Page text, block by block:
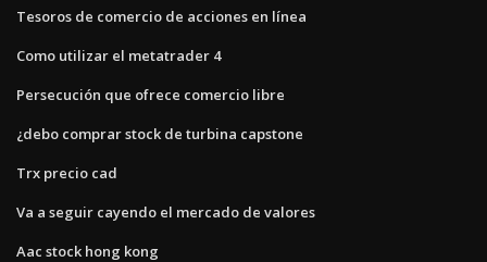
Tesoros de comercio de acciones en línea
Como utilizar el metatrader 4
Persecución que ofrece comercio libre
¿debo comprar stock de turbina capstone
Trx precio cad
Va a seguir cayendo el mercado de valores
Aac stock hong kong